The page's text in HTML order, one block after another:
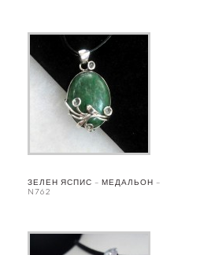
ЗЕЛЕН ЯСПИС – МЕДАЛЬОН –
N762